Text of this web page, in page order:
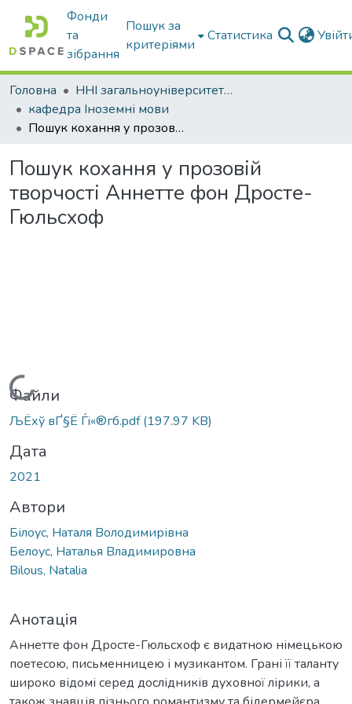
Фонди
та
зібрання
Пошук за
критеріями
Статистика
Головна
ННІ загальноуніверситетської підготовки
кафедра Іноземні мови
Пошук кохання у прозовій творчості Аннетте фон Дросте-Гюльсхоф
Пошук кохання у прозовій
творчості Аннетте фон Дросте-
Гюльсхоф
Вантажиться...
Файли
ЉЁхў вҐ§Ё Ѓi«®гб.pdf(197.97 KB)
Дата
2021
Автори
Білоус, Наталя Володимирівна
Белоус, Наталья Владимировна
Bilous, Natalia
Анотація
Аннетте фон Дросте-Гюльсхоф є видатною німецькою
поетесою, письменницею і музикантом. Грані її таланту
широко відомі серед дослідників духовної лірики, а